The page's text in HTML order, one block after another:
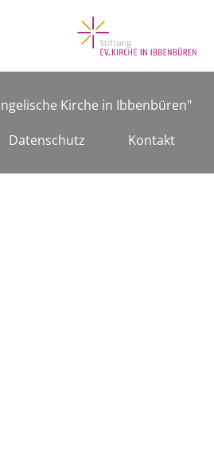
Kirche in Ibbenbüren"
Datenschutz Kontakt